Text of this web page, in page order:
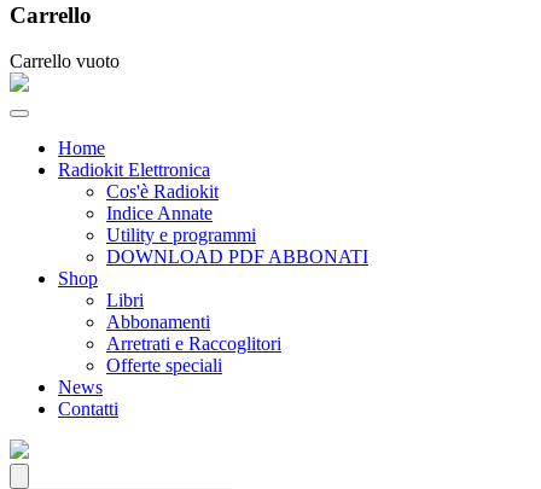
Carrello
Carrello vuoto
Home
Radiokit Elettronica
Cos'è Radiokit
Indice Annate
Utility e programmi
DOWNLOAD PDF ABBONATI
Shop
Libri
Abbonamenti
Arretrati e Raccoglitori
Offerte speciali
News
Contatti